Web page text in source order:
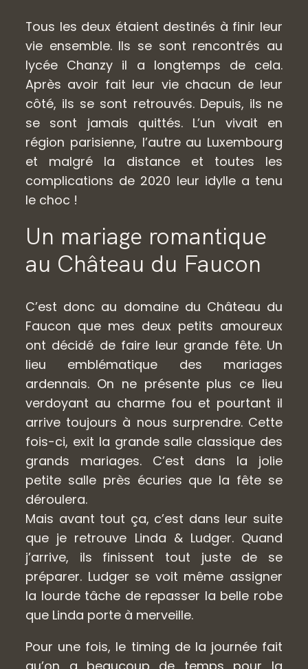
Tous les deux étaient destinés à finir leur
vie ensemble. Ils se sont rencontrés au
lycée Chanzy il a longtemps de cela.
Après avoir fait leur vie chacun de leur
côté, ils se sont retrouvés. Depuis, ils ne
se sont jamais quittés. L’un vivait en
région parisienne, l’autre au Luxembourg
et malgré la distance et toutes les
complications de 2020 leur idylle a tenu
le choc !
Un mariage romantique
au Château du Faucon
C’est donc au domaine du Château du
Faucon que mes deux petits amoureux
ont décidé de faire leur grande fête. Un
lieu emblématique des mariages
ardennais. On ne présente plus ce lieu
verdoyant au charme fou et pourtant il
arrive toujours à nous surprendre. Cette
fois-ci, exit la grande salle classique des
grands mariages. C’est dans la jolie
petite salle près écuries que la fête se
déroulera.
Mais avant tout ça, c’est dans leur suite
que je retrouve Linda & Ludger. Quand
j’arrive, ils finissent tout juste de se
préparer. Ludger se voit même assigner
la lourde tâche de repasser la belle robe
que Linda porte à merveille.
Pour une fois, le timing de la journée fait